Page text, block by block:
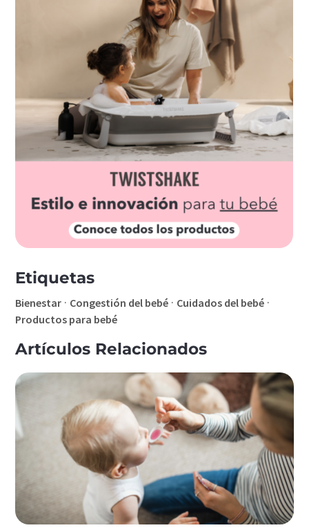
Etiquetas
Bienestar · Congestión del bebé · Cuidados del bebé ·
Productos para bebé
Artículos Relacionados